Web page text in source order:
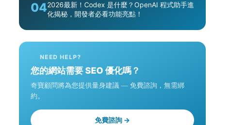
042026最新！Codex 是什麼？OpenAI 程式助手進
化揭秘，開發者必看功能亮點！
NEED HELP?
您的網站需要 SEO 優化嗎？
奇寶顧問將為您提供量身建議 — 免費諮詢，無需綁
約。
免費諮詢 →